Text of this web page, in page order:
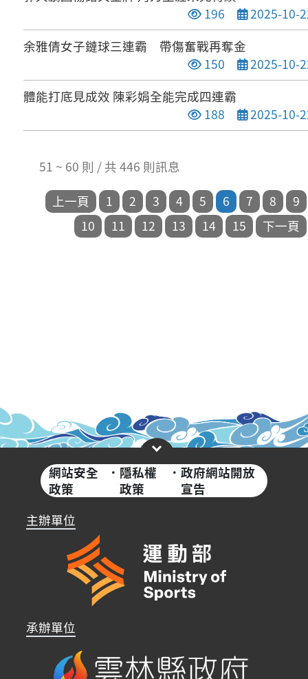
點閱次數
196 發布日期
2025-10-
余雅倩女子鏈球三連霸 帶傷奮戰再奪金
點閱次數
150 發布日期
2025-10-
體能打底見成效 陳彩娟全能完成四連霸
點閱次數
188 發布日期
2025-10-
51 ~ 60 則 / 共 446 則訊息
網站安全
政策
· 隱私權
政策
·政府網站開放
宣告
主辦單位
承辦單位